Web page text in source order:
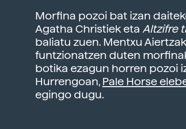
Morfina pozoi bat izan
Agatha Christiek eta Altzifre
baliatu zuen. Mentxu
funtzionatzen duten
botika ezagun horren pozoi
Hurrengoan,Pale Horse
egingo dugu.